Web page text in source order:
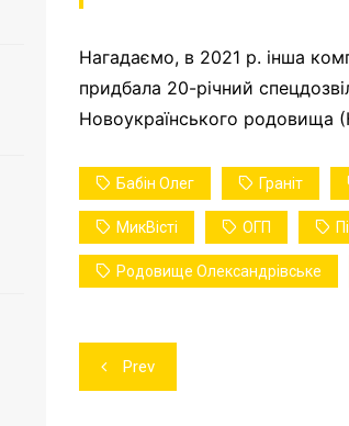
Нагадаємо, в 2021 р. інша
придбала 20-річний
Новоукраїнського родовища
Бабін Олег Граніт
МикВісті ОГП
Родовище Олександрівське
Навігація
записів
Prev